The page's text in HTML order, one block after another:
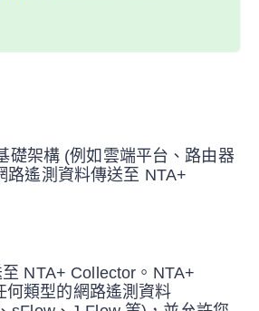
礎架構 (例如雲端平台、路由器
路遙測資料傳送至 NTA+
NTA+ Collector。NTA+
何類型的網路遙測資料